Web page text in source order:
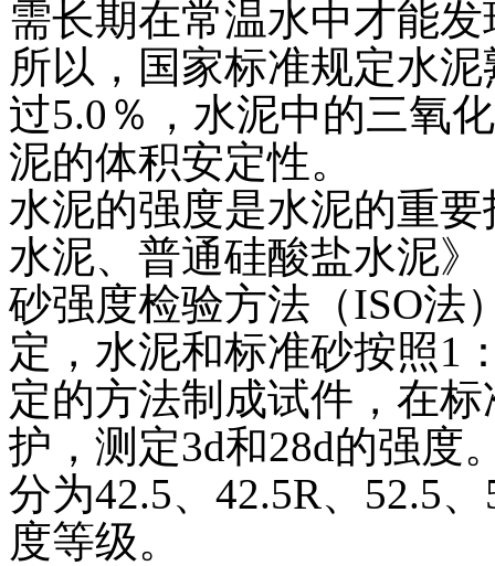
需长期在常温水中才能
所以，国家标准规定水
过5.0％，水泥中的三氧
泥的体积安定性。
水泥的强度是水泥的重
水泥、普通硅酸盐水泥
砂强度检验方法（ISO法
定，水泥和标准砂按照1
定的方法制成试件，在
护，测定3d和28d的强度
分为42.5、42.5R、52.5
度等级。